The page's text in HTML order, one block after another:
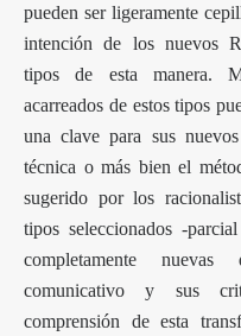
pueden ser ligeramente
intención de los nuevos
tipos de esta manera.
acarreados de estos tipos
una clave para sus
técnica o más bien el
sugerido por los
tipos seleccionados -
completamente
comunicativo y sus
comprensión de esta